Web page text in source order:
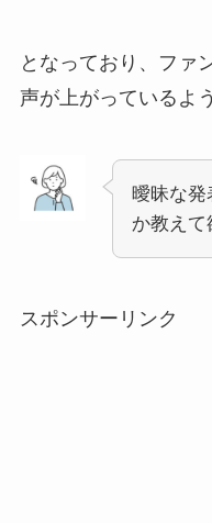
となっており、ファ
声が上がっているよ
曖昧な
か教えて
スポンサーリンク